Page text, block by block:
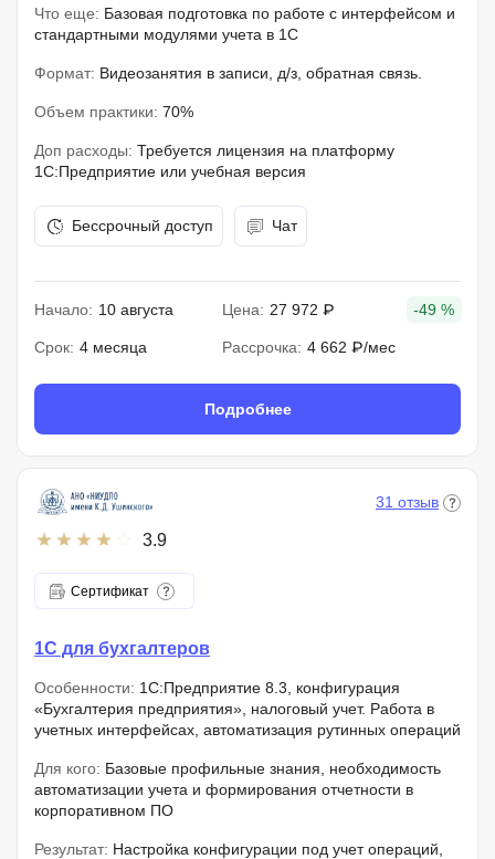
Что еще: Базовая подготовка по работе с интерфейсом и
стандартными модулями учета в 1С
Формат: Видеозанятия в записи, д/з, обратная связь.
Объем практики: 70%
Доп расходы: Требуется лицензия на платформу
1C:Предприятие или учебная версия
Бессрочный доступ Чат
Начало: 10 августа Цена: 27 972 ₽ -49 %
Срок: 4 месяца Рассрочка: 4 662 ₽/мес
Подробнее
3.9
31 отзыв
Сертификат
1С для бухгалтеров
Особенности: 1С:Предприятие 8.3, конфигурация
«Бухгалтерия предприятия», налоговый учет. Работа в
учетных интерфейсах, автоматизация рутинных операций
Для кого: Базовые профильные знания, необходимость
автоматизации учета и формирования отчетности в
корпоративном ПО
Результат: Настройка конфигурации под учет операций,